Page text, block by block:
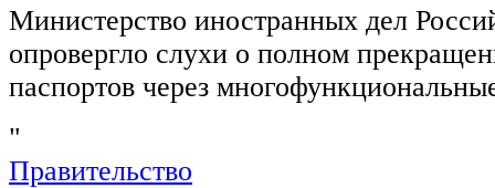
Министерство иностранных дел
опровергло слухи о полном
паспортов через
"
Правительство